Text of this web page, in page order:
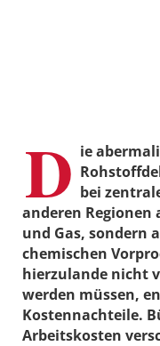
D ie
bei
anderen Regionen
und Gas, sondern
chemischen
hierzulande nicht
werden müssen,
Kostennachteile.
Arbeitskosten